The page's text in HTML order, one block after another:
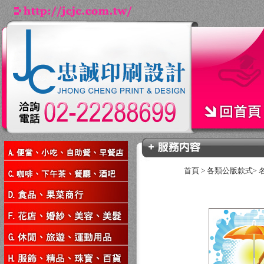
首頁 >各類公版款式>